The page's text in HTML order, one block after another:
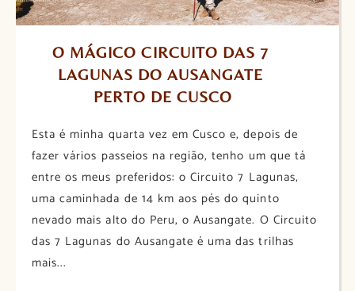
O MÁGICO CIRCUITO DAS 7
LAGUNAS DO AUSANGATE
PERTO DE CUSCO
Esta é minha quarta vez em Cusco e, depois de
fazer vários passeios na região, tenho um que tá
entre os meus preferidos: o Circuito 7 Lagunas,
uma caminhada de 14 km aos pés do quinto
nevado mais alto do Peru, o Ausangate. O Circuito
das 7 Lagunas do Ausangate é uma das trilhas
mais...